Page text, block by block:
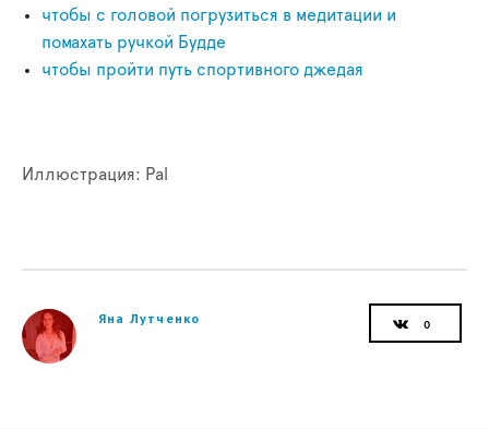
чтобы с головой погрузиться в медитации и
помахать ручкой Будде
чтобы пройти путь спортивного джедая
Иллюстрация: Pal
Яна Лутченко